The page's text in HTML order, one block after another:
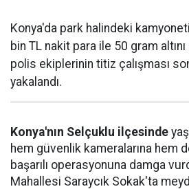
Konya'da park halindeki
bin TL nakit para ile 50 gram
polis ekiplerinin titiz çalışması
yakalandı.
Konya'nın Selçuklu ilçesinde
hem güvenlik kameralarına hem
başarılı operasyonuna damga
Mahallesi Saraycık Sokak'ta